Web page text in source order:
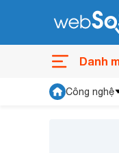
Danh
Công nghệ